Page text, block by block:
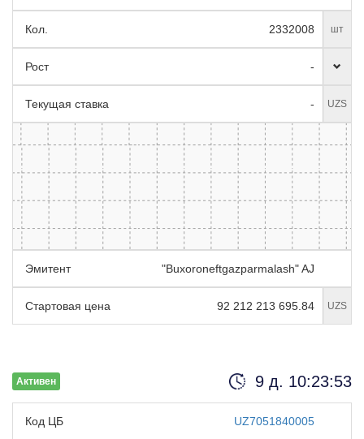
Кол. 2332008 шт
Рост -
Текущая ставка - UZS
Эмитент "Buxoroneftgazparmalash" AJ
Стартовая цена 92 212 213 695.84 UZS
Активен 9 д. 10:23:52
Код ЦБ UZ7051840005